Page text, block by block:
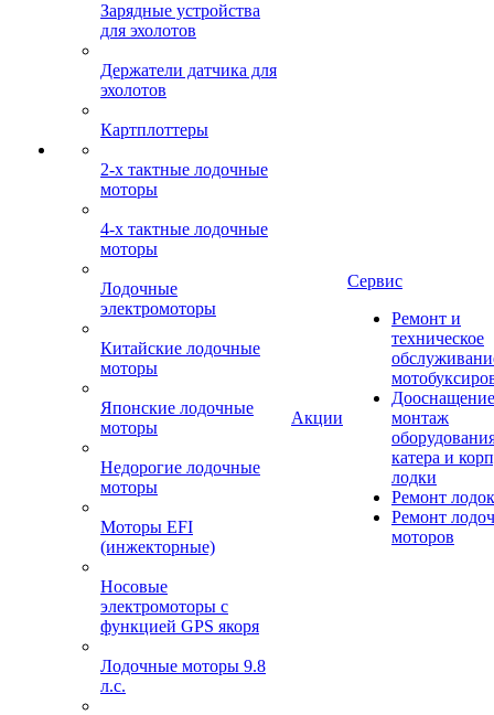
Зарядные устройства
для эхолотов
Держатели датчика для
эхолотов
Картплоттеры
2-х тактные лодочные
моторы
4-х тактные лодочные
моторы
Лодочные
электромоторы
Китайские лодочные
моторы
Японские лодочные
моторы
Недорогие лодочные
моторы
Моторы EFI
(инжекторные)
Носовые
электромоторы с
функцией GPS якоря
Лодочные моторы 9.8
л.с.
Акции
Сервис
Ремонт и
техническое
монтаж
катера и
лодки
Ремонт
Ремонт
моторов